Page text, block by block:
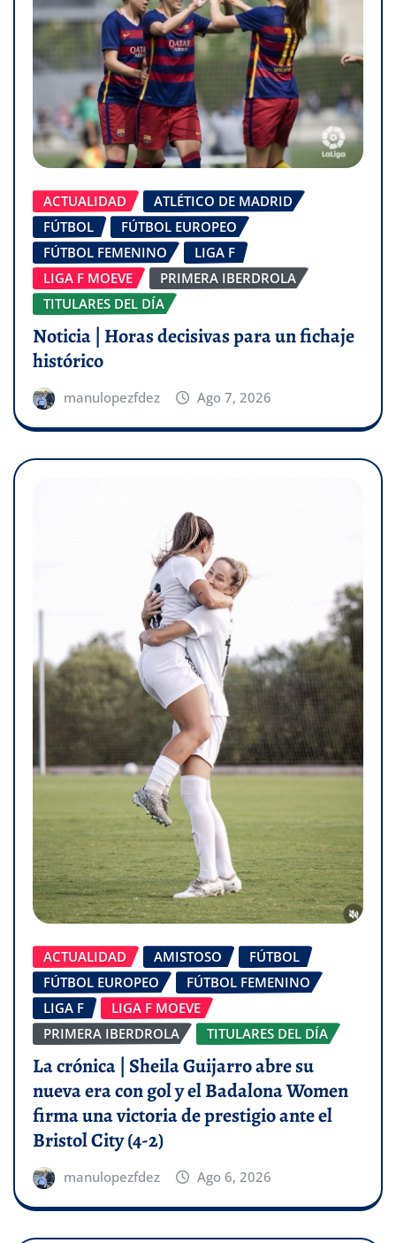
ACTUALIDAD
ATLÉTICO DE MADRID
FÚTBOL
FÚTBOL EUROPEO
FÚTBOL FEMENINO
LIGA F
LIGA F MOEVE
PRIMERA IBERDROLA
TITULARES DEL DÍA
Noticia | Horas decisivas para un fichaje
histórico
manulopezfdez Ago 7, 2026
ACTUALIDAD AMISTOSO
FÚTBOL
FÚTBOL EUROPEO
FÚTBOL FEMENINO
LIGA F
LIGA F MOEVE
PRIMERA IBERDROLA
TITULARES DEL DÍA
La crónica | Sheila Guijarro abre su
nueva era con gol y el Badalona Women
firma una victoria de prestigio ante el
Bristol City (4-2)
manulopezfdez Ago 6, 2026